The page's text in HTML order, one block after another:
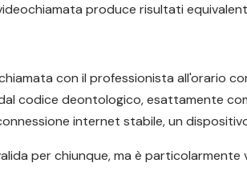
produce risultati
con il professionista all'orario
codice deontologico, esattamente
internet stabile, un
per chiunque, ma è particolarmente